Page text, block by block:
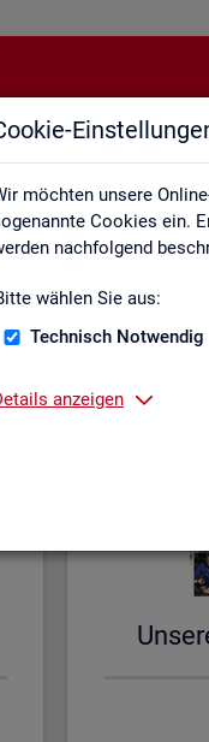
möchten unsere
Cookies ein.
nachfolgend
wählen Sie aus:
Technisch Notwendig
anzeigen